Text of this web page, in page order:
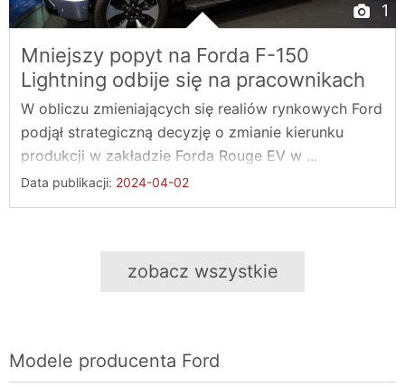
1
Mniejszy popyt na Forda F-150
Lightning odbije się na pracownikach
W obliczu zmieniających się realiów rynkowych Ford
podjął strategiczną decyzję o zmianie kierunku
produkcji w zakładzie Forda Rouge EV w ...
Data publikacji: 2024-04-02
zobacz wszystkie
Modele producenta Ford